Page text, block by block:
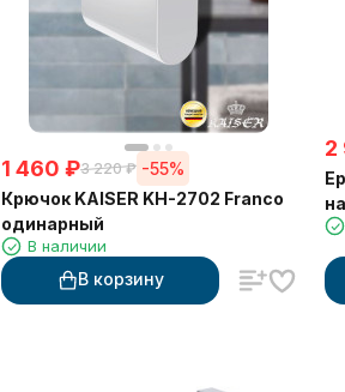
1 460 ₽3 220 ₽ -55%
Крючок KAISER KH-2702 Franco
одинарный
В наличии
В корзину
2